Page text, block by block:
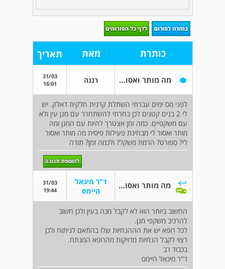
כותרת מאת תאריך
מה מותר ואסור אחרי השתלת קרנית? רננה
31/03
16:01
לפני מס ימים עברתי השתלת קרנית חלקית דאלק. יש
לי 2 בנים קטנים לכן בחרתי להשתחרר עם מגן עין ולא
עם משקפיים. כמה זמן אצטרך להיות עם המגן ומה
מותר ואסור לי מבחינת פעילות פיסית מה מותר ואסור
לי? ספורט? הרמת משקל? ולכמה זמן? תודה
מה מותר ואסור אחרי השתלת קרנית?
ד"ר מיכאל
היימס
31/03
19:44
החשוב ביותר הוא לא לקבל מכה בעין ולכן חשוב
להרכיב משקפי מגן.
לכל רופא יש את הההנחיות שלו בהתאם לניתוח ולכן
רצוי לקבל הנחיות מדויקות מהרופא המנתח.
בכבוד רב
ד"ר מיכאל היימס